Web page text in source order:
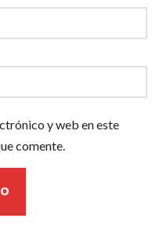
y web en este
comente.